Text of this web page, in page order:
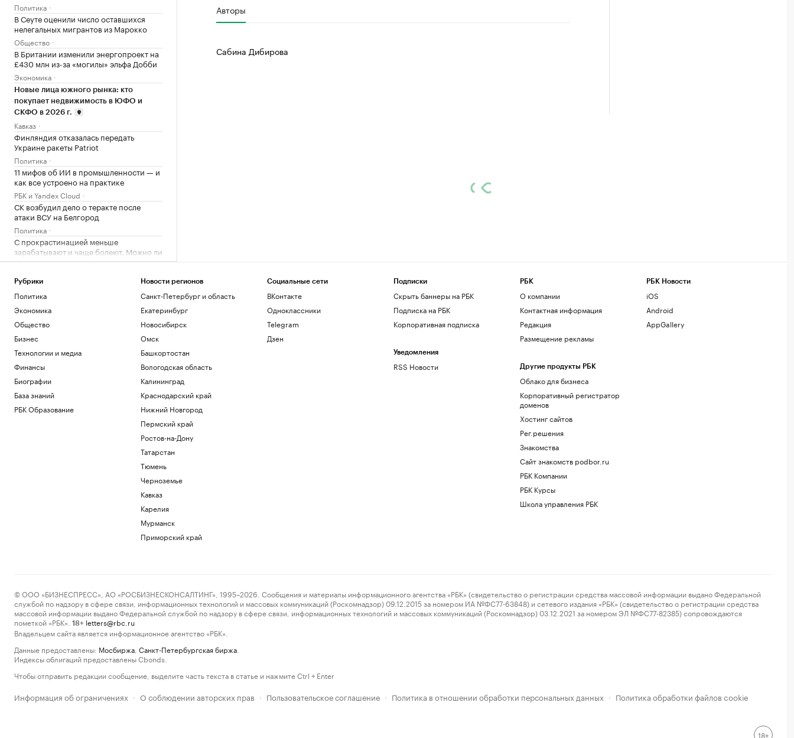
Политика
В Сеуте оценили число оставшихся
нелегальных мигрантов из Марокко
Общество
В Британии изменили энергопроект на
£430 млн из-за «могилы» эльфа Добби
Экономика
Новые лица южного рынка: кто
покупает недвижимость в ЮФО и
СКФО в 2026 г.
Кавказ
Финляндия отказалась передать
Украине ракеты Patriot
Политика
11 мифов об ИИ в промышленности — и
как все устроено на практике
РБК и Yandex Cloud
СК возбудил дело о теракте после
атаки ВСУ на Белгород
Политика
С прокрастинацией меньше
зарабатывают и чаще болеют. Можно ли
ее победить
На западе Словакии объявили режим
ЧС из-за пожара на военном полигоне
Общество
В разные корзины: как сберечь
накопления в период турбулентности
РБК и Сбер
В Белгороде повреждены около 30
многоэтажек после ночной атаки
Политика
Загрузить еще
Авторы
Сабина Дибирова
Рубрики
Политика
Экономика
Общество
Бизнес
Технологии и медиа
Финансы
Биографии
База знаний
РБК Образование
Новости регионов
Санкт-Петербург и область
Екатеринбург
Новосибирск
Омск
Башкортостан
Вологодская область
Калининград
Краснодарский край
Нижний Новгород
Пермский край
Ростов-на-Дону
Татарстан
Тюмень
Черноземье
Кавказ
Карелия
Мурманск
Приморский край
Социальные сети
ВКонтакте
Одноклассники
Telegram
Дзен
Подписки
Скрыть баннеры на РБК
Подписка на РБК
Корпоративная подписка
Уведомления
RSS Новости
РБК
О компании
Контактная информация
Редакция
Размещение рекламы
Другие продукты РБК
Облако для бизнеса
Корпоративный регистратор
доменов
Хостинг сайтов
Рег.решения
Знакомства
Сайт знакомств podbor.ru
РБК Компании
РБК Курсы
Школа управления РБК
РБК Новости
iOS
Android
AppGallery
© ООО «БИЗНЕСПРЕСС», АО «РОСБИЗНЕСКОНСАЛТИНГ», 1995–2026. Сообщения и материалы информационного агентства «РБК» (свидетельство о регистрации средства массовой информации выдано Федеральной
службой по надзору в сфере связи, информационных технологий и массовых коммуникаций (Роскомнадзор) 09.12.2015 за номером ИА №ФС77-63848) и сетевого издания «РБК» (свидетельство о регистрации средства
массовой информации выдано Федеральной службой по надзору в сфере связи, информационных технологий и массовых коммуникаций (Роскомнадзор) 03.12.2021 за номером ЭЛ №ФС77-82385) сопровождаются
пометкой «РБК».
18+ letters@rbc.ru
Владельцем сайта является информационное агентство «РБК».
Данные предоставлены: Мосбиржа Санкт-Петербургская биржа
Индексы облигаций предоставлены Cbonds.
Чтобы отправить редакции сообщение, выделите часть текста в статье и нажмите Ctrl + Enter
Информация об ограничениях · О соблюдении авторских прав · Пользовательское соглашение · Политика в отношении обработки персональных данных · Политика обработки файлов cookie
18+